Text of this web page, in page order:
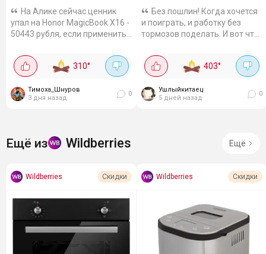
На Алике сейчас ценник
упал на Honor MagicBook X16 -
50443 рубля, если применить
дюймов, но рамки тонкие.
Картинка четкая, 1920 на
1200, плюс соотношение 16:10
- на...
310°
Тимоха_Шнуров
3 дня назад
0
Без пошлин! Когда хочется
и поиграть, и работку без
тормозов поделать. И вот что
Процессор Intel Core i7-13700H
(16 ядер, до 5.3 ГГц)Один из
самых мощных. Для...
403°
Ушлыйкитаец
5 дней назад
0
Ещё из Wildberries Ещё
Wildberries Скидки Wildberries Скидки